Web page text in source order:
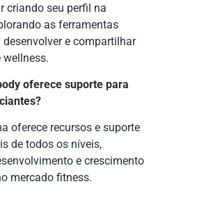
criando seu perfil na
as ferramentas
e compartilhar
wellness.
oferece suporte para
oferece recursos e suporte
de todos os níveis,
e crescimento
mercado fitness.